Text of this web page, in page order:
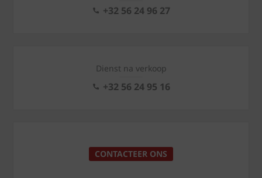
+32 56 24 96 27
Dienst na verkoop
+32 56 24 95 16
CONTACTEER ONS